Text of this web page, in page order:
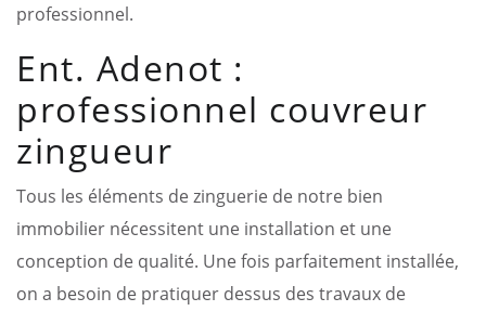
professionnel.
Ent. Adenot :
professionnel couvreur
zingueur
Tous les éléments de zinguerie de notre bien
immobilier nécessitent une installation et une
conception de qualité. Une fois parfaitement installée,
on a besoin de pratiquer dessus des travaux de